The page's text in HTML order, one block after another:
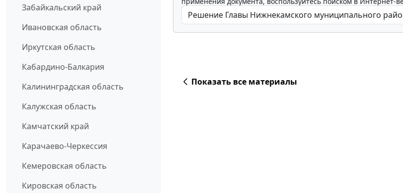
Забайкальский край
Ивановская область
Иркутская область
Кабардино-Балкария
Калининградская область
Калужская область
Камчатский край
Карачаево-Черкессия
Кемеровская область
Кировская область
Показать все материалы